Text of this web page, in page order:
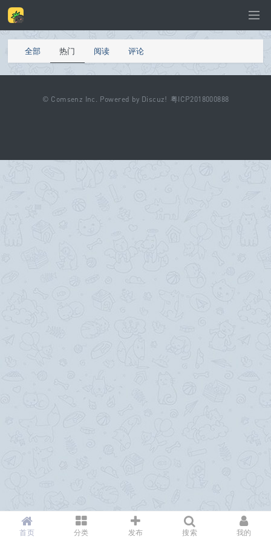
全部 热门 阅读 评论
首页 分类 发布 搜索 我的
© Comsenz Inc. Powered by Discuz! 粤ICP2018000888